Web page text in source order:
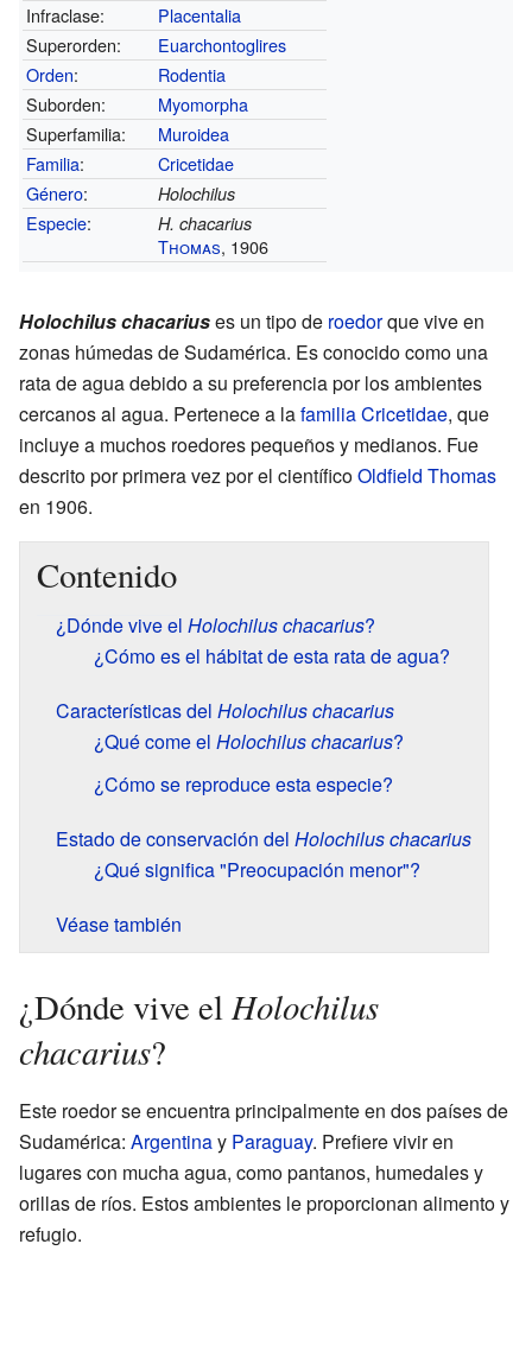
Infraclase:
Placentalia
Superorden:
Euarchontoglires
Orden:
Rodentia
Suborden:
Myomorpha
Superfamilia:
Muroidea
Familia:
Cricetidae
Género: Holochilus
Especie: H. chacarius
Thomas, 1906
Holochilus chacariuses un tipo de roedorque vive en
zonas húmedas de Sudamérica. Es conocido como una
rata de agua debido a su preferencia por los ambientes
cercanos al agua. Pertenece a lafamiliaCricetidae, que
incluye a muchos roedores pequeños y medianos. Fue
descrito por primera vez por el científicoOldfield Thomas
en 1906.
Contenido
¿Dónde vive el Holochilus chacarius?
¿Cómo es el hábitat de esta rata de agua?
Características del Holochilus chacarius
¿Qué come el Holochilus chacarius?
¿Cómo se reproduce esta especie?
Estado de conservación del Holochilus chacarius
¿Qué significa "Preocupación menor"?
Véase también
¿Dónde vive elHolochilus
chacarius?
Este roedor se encuentra principalmente en dos países de
Sudamérica: Argentinay Paraguay. Prefiere vivir en
lugares con mucha agua, como pantanos, humedales y
orillas de ríos. Estos ambientes le proporcionan alimento y
refugio.